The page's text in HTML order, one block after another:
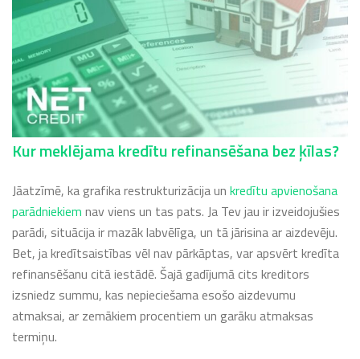
Kur meklējama kredītu refinansēšana bez ķīlas?
Jāatzīmē, ka grafika restrukturizācija un kredītu apvienošana
parādniekiem nav viens un tas pats. Ja Tev jau ir izveidojušies
parādi, situācija ir mazāk labvēlīga, un tā jārisina ar aizdevēju.
Bet, ja kredītsaistības vēl nav pārkāptas, var apsvērt kredīta
refinansēšanu citā iestādē. Šajā gadījumā cits kreditors
izsniedz summu, kas nepieciešama esošo aizdevumu
atmaksai, ar zemākiem procentiem un garāku atmaksas
termiņu.